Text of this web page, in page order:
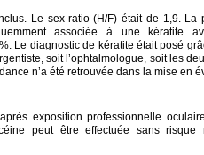
Le sex-ratio (H/F) était de 1,9. La
associée à une kératite
Le diagnostic de kératite était posé
soit l’ophtalmologue, soit les
n’a été retrouvée dans la mise en
exposition professionnelle
peut être effectuée sans